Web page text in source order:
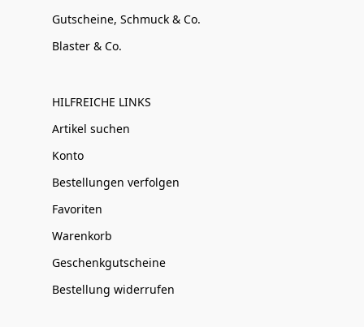
Gutscheine, Schmuck & Co.
Blaster & Co.
HILFREICHE LINKS
Artikel suchen
Konto
Bestellungen verfolgen
Favoriten
Warenkorb
Geschenkgutscheine
Bestellung widerrufen